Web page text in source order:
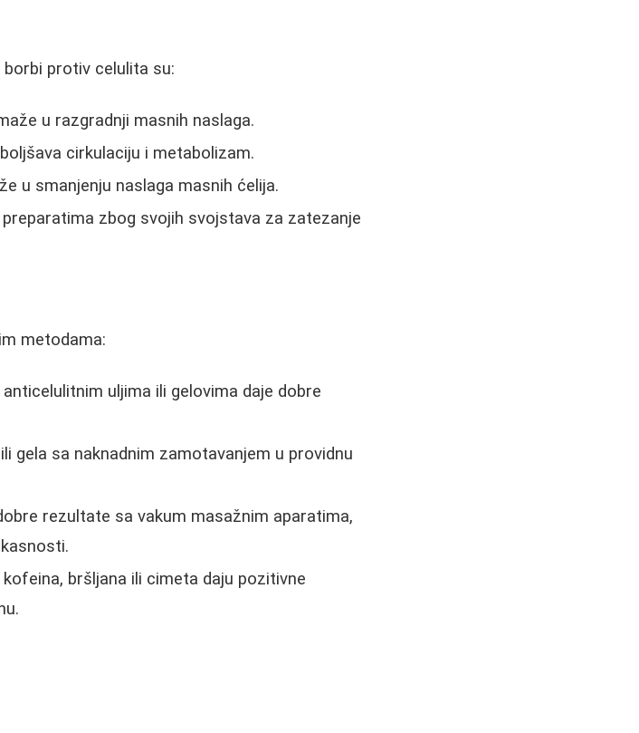
protiv celulita su:
u razgradnji masnih naslaga.
cirkulaciju i metabolizam.
u smanjenju naslaga masnih ćelija.
zbog svojih svojstava za zatezanje
metodama:
uljima ili gelovima daje dobre
gela sa naknadnim zamotavanjem u providnu
rezultate sa vakum masažnim aparatima,
bršljana ili cimeta daju pozitivne